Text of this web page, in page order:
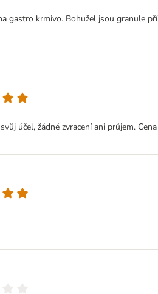
gastro krmivo. Bohužel jsou granule
účel, žádné zvracení ani průjem.